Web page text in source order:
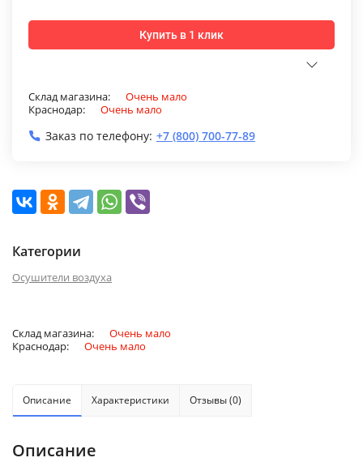
Купить в 1 клик
Склад магазина:
Очень мало
Краснодар:
Очень мало
Заказ по телефону: +7 (800) 700-77-89
Категории
Осушители воздуха
Склад магазина:
Очень мало
Краснодар:
Очень мало
Описание Характеристики Отзывы (0)
Описание